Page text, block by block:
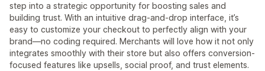
step into a strategic opportunity for boosting sales and
building trust. With an intuitive drag-and-drop interface, it’s
easy to customize your checkout to perfectly align with your
brand—no coding required. Merchants will love how it not only
integrates smoothly with their store but also offers conversion-
focused features like upsells, social proof, and trust elements.